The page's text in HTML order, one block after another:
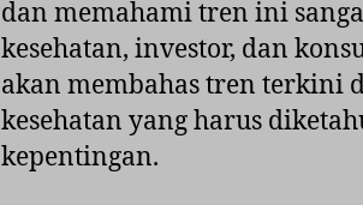
dan memahami tren ini
kesehatan, investor, dan
akan membahas tren terkini
kesehatan yang harus
kepentingan.